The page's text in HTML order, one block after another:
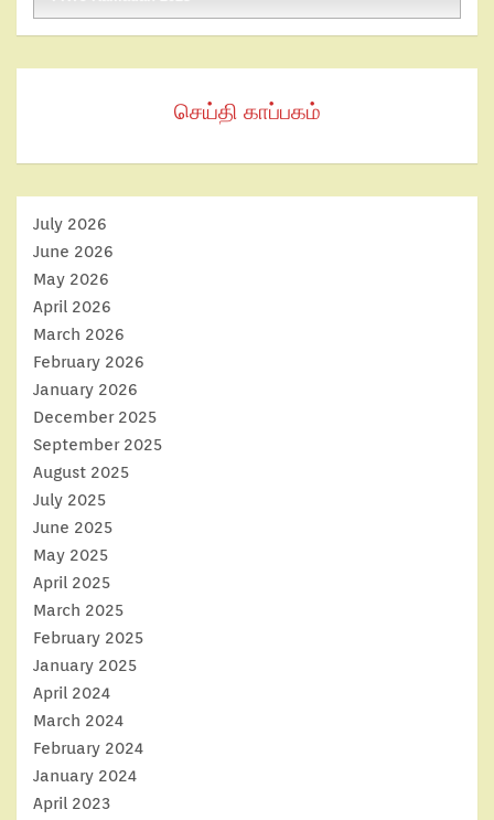
செய்தி காப்பகம்
July 2026
June 2026
May 2026
April 2026
March 2026
February 2026
January 2026
December 2025
September 2025
August 2025
July 2025
June 2025
May 2025
April 2025
March 2025
February 2025
January 2025
April 2024
March 2024
February 2024
January 2024
April 2023